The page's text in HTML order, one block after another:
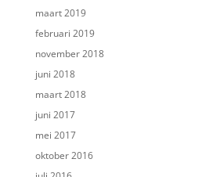
maart 2019
februari 2019
november 2018
juni 2018
maart 2018
juni 2017
mei 2017
oktober 2016